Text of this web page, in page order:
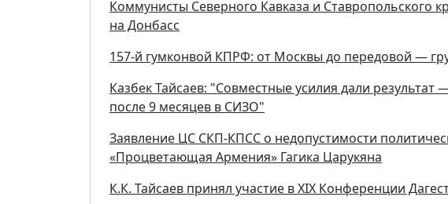
Коммунисты Северного Кавказа и Ставропольского
на Донбасс
157-й гумконвой КПРФ: от Москвы до передовой —
Казбек Тайсаев: "Совместные усилия дали
после 9 месяцев в СИЗО"
Заявление ЦС СКП-КПСС о недопустимости
«Процветающая Армения» Гагика Царукяна
К.К. Тайсаев принял участие в ХIХ Конференции